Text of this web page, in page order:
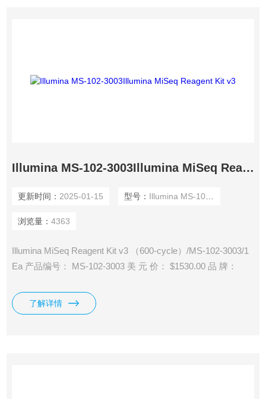
Illumina MS-102-3003Illumina MiSeq Reagent Kit v3
更新时间： 2025-01-15 型号： Illumina MS-102-3003
浏览量： 4363
Illumina MiSeq Reagent Kit v3 （600-cycle）/MS-102-3003/1
Ea 产品编号： MS-102-3003 美 元 价： $1530.00 品 牌：
了解详情